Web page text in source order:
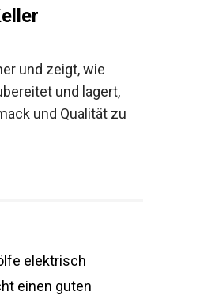
und zeigt, wie
und lagert,
und Qualität zu
elektrisch
einen guten